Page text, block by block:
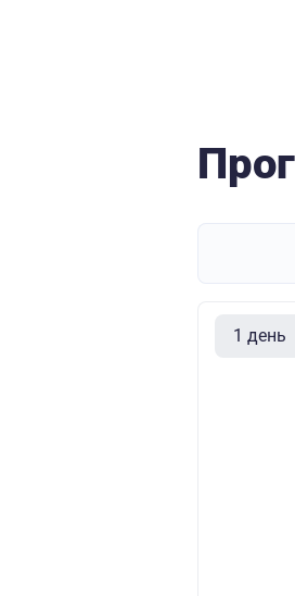
1 день